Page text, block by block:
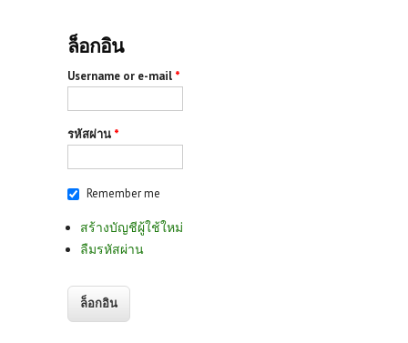
ล็อกอิน
Username or e-mail *
รหัสผ่าน *
Remember me
สร้างบัญชีผู้ใช้ใหม่
ลืมรหัสผ่าน